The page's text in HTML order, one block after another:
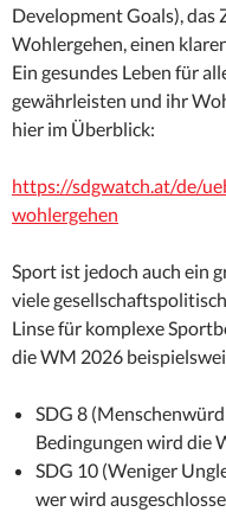
Development Goals), das
Wohlergehen, einen
Ein gesundes Leben für
gewährleisten und ihr
hier im Überblick:
https://sdgwatch.at/de/
wohlergehen
Sport ist jedoch auch ein
viele
Linse für komplexe
die WM 2026
SDG 8
Bedingungen wird die
SDG 10 (Weniger
wer wird